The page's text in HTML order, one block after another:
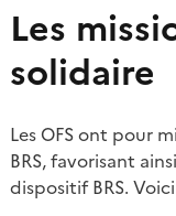
Les
solidaire
Les OFS ont pour
BRS, favorisant
dispositif BRS.